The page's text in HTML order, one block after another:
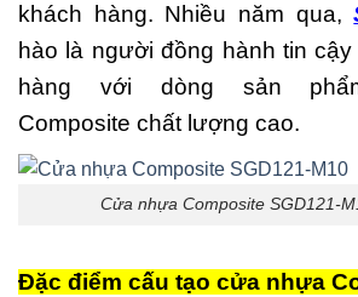
khách hàng. Nhiều năm qua,
hào là người đồng hành tin
hàng với dòng sản
Composite chất lượng cao.
Cửa nhựa Composite SGD121-
Đặc điểm cấu tạo cửa nhựa